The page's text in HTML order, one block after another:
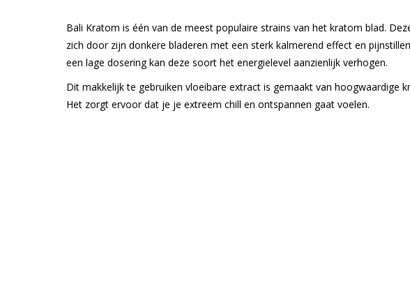
Bali Kratom is één van de meest populaire strains van het kratom blad.
zich door zijn donkere bladeren met een sterk kalmerend effect en
een lage dosering kan deze soort het energielevel aanzienlijk verhogen.
Dit makkelijk te gebruiken vloeibare extract is gemaakt van hoogwaardige
Het zorgt ervoor dat je je extreem chill en ontspannen gaat voelen.